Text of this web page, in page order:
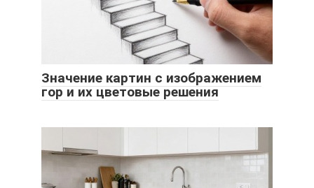
Значение картин с изображением
гор и их цветовые решения